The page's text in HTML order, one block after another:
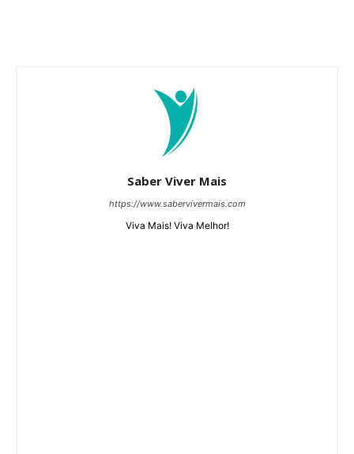
Saber Viver Mais
https://www.sabervivermais.com
Viva Mais! Viva Melhor!